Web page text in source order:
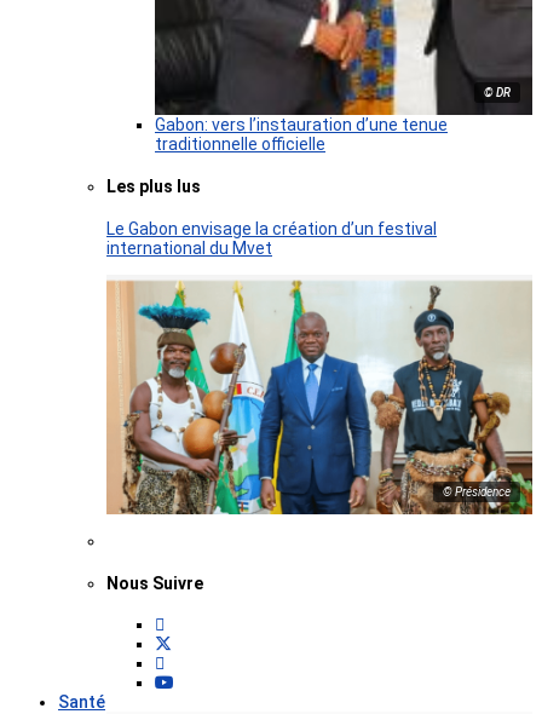
© DR
Gabon: vers l’instauration d’une tenue
traditionnelle officielle
Les plus lus
Le Gabon envisage la création d’un festival
international du Mvet
© Présidence
Nous Suivre
Santé